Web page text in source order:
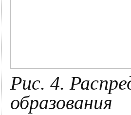
Рис. 4.
образования